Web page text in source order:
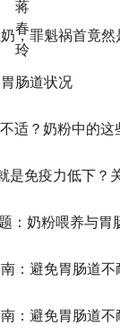
，罪魁祸首竟然
肠道状况
：避免胃肠道不
：避免胃肠道不